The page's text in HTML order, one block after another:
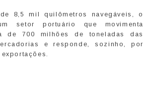
8,5 mil quilômetros navegáveis, o
setor portuário que movimenta
de 700 milhões de toneladas das
e responde, sozinho, por